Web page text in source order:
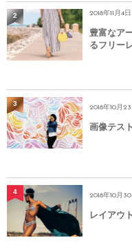
2018年11月4日
豊富なア
るフリー
2
2018年10月23
画像テスト
3
2018年10月30
レイアウ
4